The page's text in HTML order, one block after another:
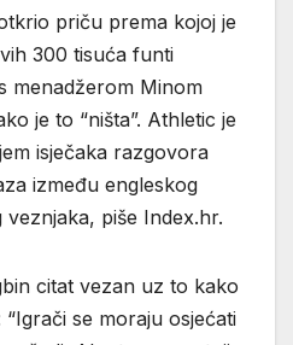
priču prema kojoj je
300 tisuća funti
menadžerom Minom
je to “ništa”. Athletic je
isječaka razgovora
između engleskog
piše Index.hr.
citat vezan uz to kako
se moraju osjećati